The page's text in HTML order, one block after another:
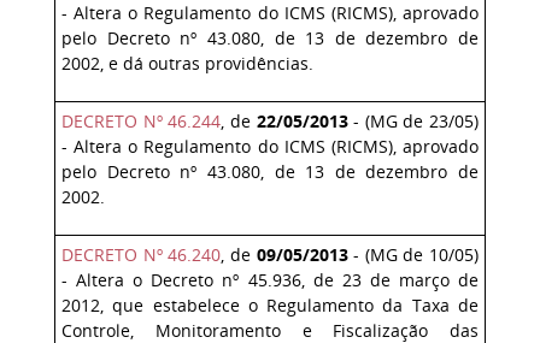
- Altera o Regulamento do ICMS (RICMS), aprovado
pelo Decreto nº 43.080, de 13 de dezembro de
2002, e dá outras providências.
DECRETO Nº 46.244, de 22/05/2013- (MG de 23/05)
- Altera o Regulamento do ICMS (RICMS), aprovado
pelo Decreto nº 43.080, de 13 de dezembro de
2002.
DECRETO Nº 46.240, de 09/05/2013- (MG de 10/05)
- Altera o Decreto nº 45.936, de 23 de março de
2012, que estabelece o Regulamento da Taxa de
Controle, Monitoramento e Fiscalização das